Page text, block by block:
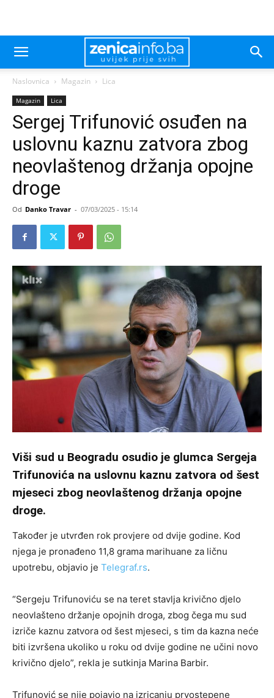
Naslovnica Magazin Lica
Magazin Lica
Sergej Trifunović osuđen na
uslovnu kaznu zatvora zbog
neovlaštenog držanja opojne
droge
Od Danko Travar - 07/03/2025 - 15:14
Viši sud u Beogradu osudio je glumca Sergeja
Trifunovića na uslovnu kaznu zatvora od šest
mjeseci zbog neovlaštenog držanja opojne
droge.
Također je utvrđen rok provjere od dvije godine. Kod
njega je pronađeno 11,8 grama marihuane za ličnu
upotrebu, objavio je Telegraf.rs.
“Sergeju Trifunoviću se na teret stavlja krivično djelo
neovlašteno držanje opojnih droga, zbog čega mu sud
izriče kaznu zatvora od šest mjeseci, s tim da kazna neće
biti izvršena ukoliko u roku od dvije godine ne učini novo
krivično djelo”, rekla je sutkinja Marina Barbir.
Trifunović se nije pojavio na izricanju prvostepene